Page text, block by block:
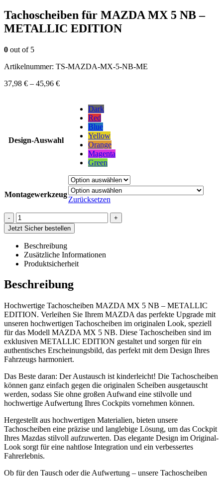
Tachoscheiben für MAZDA MX 5 NB –
METALLIC EDITION
0 out of 5
Artikelnummer: TS-MAZDA-MX-5-NB-ME
37,98 € – 45,96 €
Design-Auswahl
Dark
Red
Blue
Yellow
Orange
Magenta
Green
Montagewerkzeug
Zurücksetzen
-
+
Jetzt Sicher bestellen
Beschreibung
Zusätzliche Informationen
Produktsicherheit
Beschreibung
Hochwertige Tachoscheiben MAZDA MX 5 NB – METALLIC
EDITION. Verleihen Sie Ihrem MAZDA das perfekte Upgrade mit
unseren hochwertigen Tachoscheiben im originalen Look, speziell
für das Modell MAZDA MX 5 NB. Diese Tachoscheiben sind im
exklusiven METALLIC EDITION gestaltet und sorgen für ein
authentisches Erscheinungsbild, das perfekt mit dem Design Ihres
Fahrzeugs harmoniert.
Das Beste daran: Der Austausch ist kinderleicht! Die Tachoscheiben
können ganz einfach gegen die originalen Scheiben ausgetauscht
werden, sodass Sie ohne großen Aufwand eine stilvolle und
hochwertige Aufwertung Ihres Cockpits vornehmen können.
Hergestellt aus hochwertigen Materialien, bieten unsere
Tachoscheiben eine präzise und langlebige Lösung, um das Cockpit
Ihres Mazdas stilvoll aufzuwerten. Das elegante Design im Original-
Look sorgt für eine nahtlose Integration und ein verbessertes
Fahrerlebnis.
Ob für den Tausch oder die Aufwertung – unsere Tachoscheiben